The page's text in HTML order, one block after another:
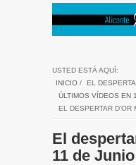
USTED ESTÁ AQUÍ:
INICIO / EL
ÚLTIMOS VÍDEOS EN
EL DESPERTAR
El
11 de Junio